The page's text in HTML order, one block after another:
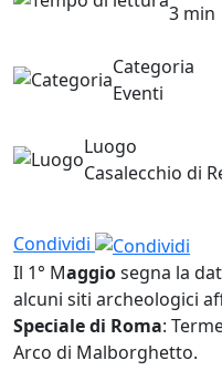
3 min
Categoria
Eventi
Luogo
Casalecchio di
Condividi
Il 1° Maggiosegna la
alcuni siti archeologici
Speciale di Roma:
Arco di Malborghetto.